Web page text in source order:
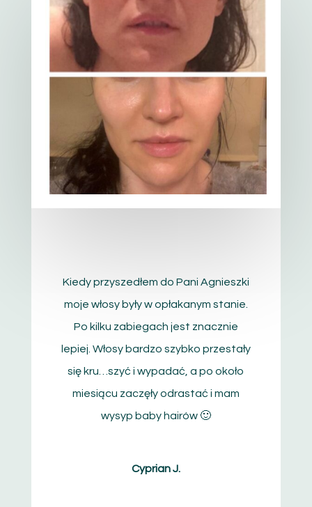
Kiedy przyszedłem do Pani Agnieszki
moje włosy były w opłakanym stanie.
Po kilku zabiegach jest znacznie
lepiej. Włosy bardzo szybko przestały
się kru…szyć i wypadać, a po około
miesiącu zaczęły odrastać i mam
wysyp baby hairów 🙂
Cyprian J.